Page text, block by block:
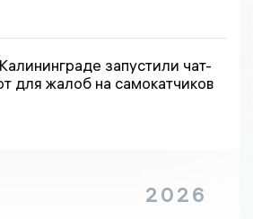
запустили чат-
для жалоб на самокатчиков
2026